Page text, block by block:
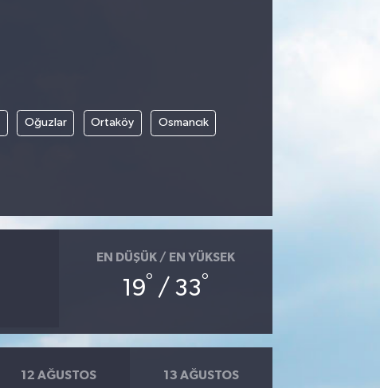
Oğuzlar Ortaköy Osmancık
EN DÜŞÜK / EN YÜKSEK
19° / 33°
12 AĞUSTOS 13 AĞUSTOS